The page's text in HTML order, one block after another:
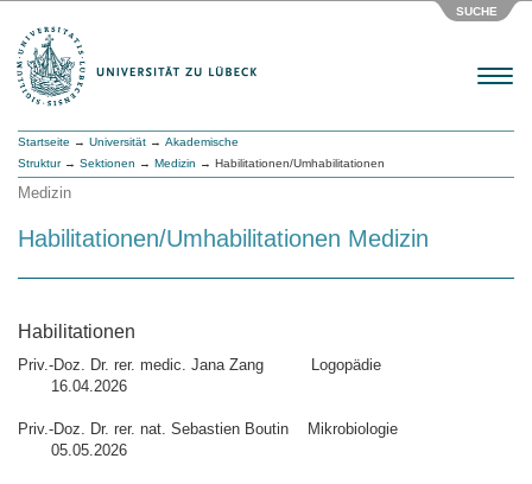
SUCHE
Menu
Startseite → Universität → Akademische
Struktur→ Sektionen → Medizin → Habilitationen/Umhabilitationen
Medizin
Habilitationen/Umhabilitationen Medizin
Habilitationen
Priv.-Doz. Dr. rer. medic. Jana Zang Logopädie
16.04.2026
Priv.-Doz. Dr. rer. nat. Sebastien Boutin Mikrobiologie
05.05.2026